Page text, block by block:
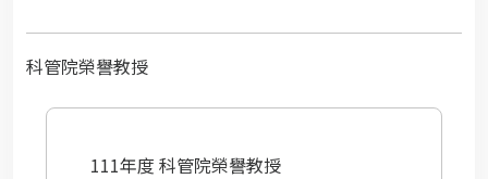
科管院榮譽教授
111年度 科管院榮譽教授